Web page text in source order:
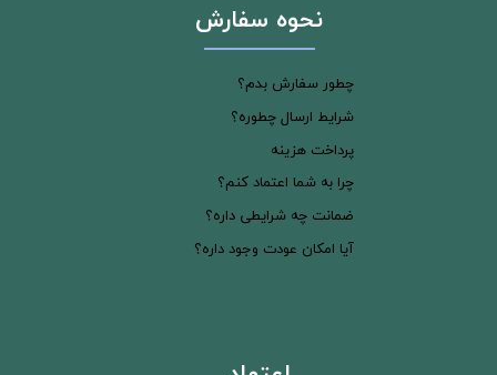
نحوه سفارش
چطور سفارش بدم؟
شرایط ارسال چطوره؟
پرداخت هزینه
چرا به شما اعتماد کنم؟
ضمانت چه شرایطی داره؟
آیا امکان عودت وجود داره؟